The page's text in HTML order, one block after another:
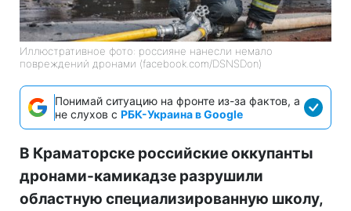
Иллюстративное фото: россияне нанесли немало
повреждений дронами (facebook.com/DSNSDon)
Понимай ситуацию на фронте из-за фактов, а
не слухов с РБК-Украина в Google
В Краматорске российские оккупанты
дронами-камикадзе разрушили
областную специализированную школу,